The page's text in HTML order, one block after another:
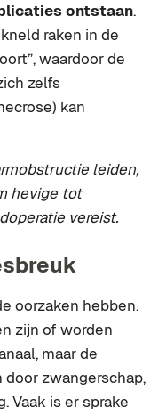
ontstaan.
raken in de
waardoor de
zelfs
kan
leiden,
hevige tot
vereist.
oorzaken hebben.
zijn of worden
maar de
zwangerschap,
Vaak is er sprake